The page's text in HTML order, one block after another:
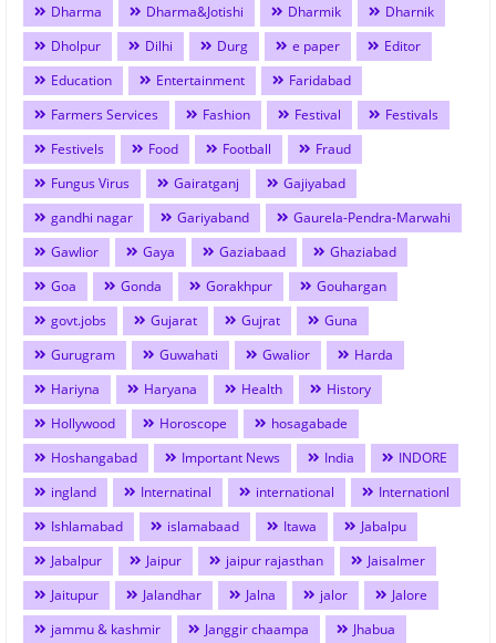
Dharma
Dharma&Jotishi Dharmik
Dharnik
Dholpur
Dilhi Durg e paper
Editor
Education
Entertainment
Faridabad
Farmers Services
Fashion Festival
Festivals
Festivels
Food Football
Fraud
Fungus Virus
Gairatganj
Gajiyabad
gandhi nagar
Gariyaband
Gaurela-Pendra-Marwahi
Gawlior
Gaya Gaziabaad
Ghaziabad
Goa
Gonda Gorakhpur
Gouhargan
govt.jobs
Gujarat Gujrat
Guna
Gurugram
Guwahati Gwalior
Harda
Hariyna
Haryana Health
History
Hollywood
Horoscope
hosagabade
Hoshangabad
Important News India
INDORE
ingland
Internatinal international
Internationl
Ishlamabad
islamabaad Itawa
Jabalpu
Jabalpur
Jaipur jaipur rajasthan
Jaisalmer
Jaitupur
Jalandhar Jalna jalor
Jalore
jammu & kashmir
Janggir chaampa
Jhabua